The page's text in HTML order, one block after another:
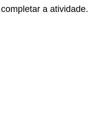
a atividade.